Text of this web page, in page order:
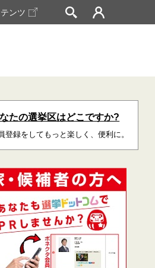
ンツ
たの選挙区はどこですか?
登録をしてもっと楽しく、便利に。